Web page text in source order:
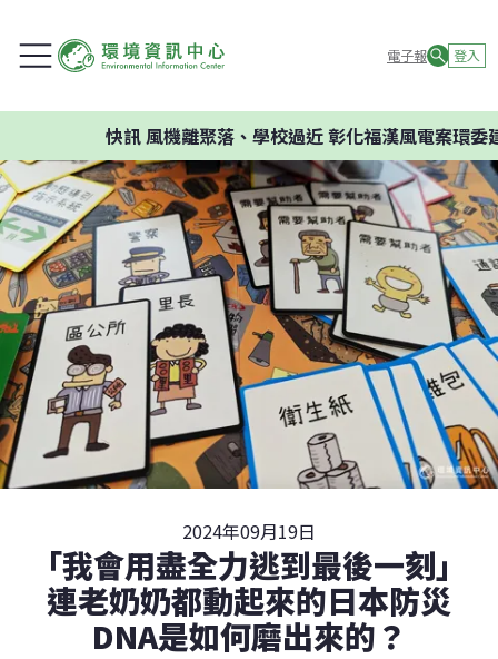
電子報 登入
風機離聚落、學校過近 彰化福漢風電案環委建議不
2024年09月19日
「我會用盡全力逃到最後一刻」
連老奶奶都動起來的日本防災
DNA是如何磨出來的？